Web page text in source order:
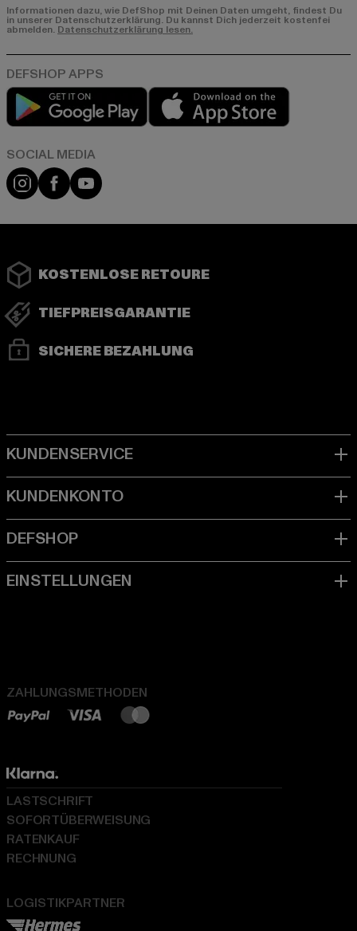
Informationen dazu, wie DefShop mit Deinen Daten umgeht, findest Du
in unserer Datenschutzerklärung. Du kannst Dich jederzeit kostenfei
abmelden. Datenschutzerklärung lesen.
Play market
Instagram
FacebookYouTube
KOSTENLOSE RETOURE
TIEFPREISGARANTIE
SICHERE BEZAHLUNG
ZAHLUNGSMETHODEN
LOGISTIKPARTNER
LASTSCHRIFT
SOFORTÜBERWEISUNG
RATENKAUF
RECHNUNG